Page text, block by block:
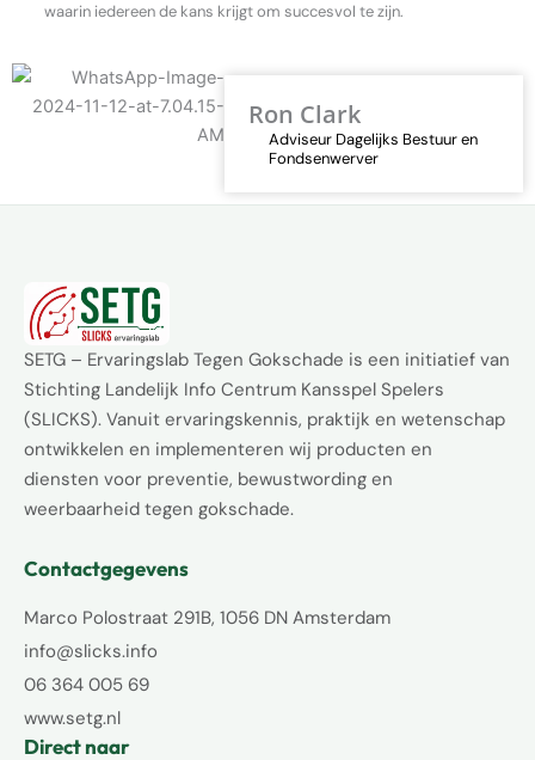
waarin iedereen de kans krijgt om succesvol te zijn.
Ron Clark
Adviseur Dagelijks Bestuur en
Fondsenwerver
SETG – Ervaringslab Tegen Gokschade is een initiatief van
Stichting Landelijk Info Centrum Kansspel Spelers
(SLICKS). Vanuit ervaringskennis, praktijk en wetenschap
ontwikkelen en implementeren wij producten en
diensten voor preventie, bewustwording en
weerbaarheid tegen gokschade.
Contactgegevens
Marco Polostraat 291B, 1056 DN Amsterdam
info@slicks.info
06 364 005 69
www.setg.nl
Direct naar